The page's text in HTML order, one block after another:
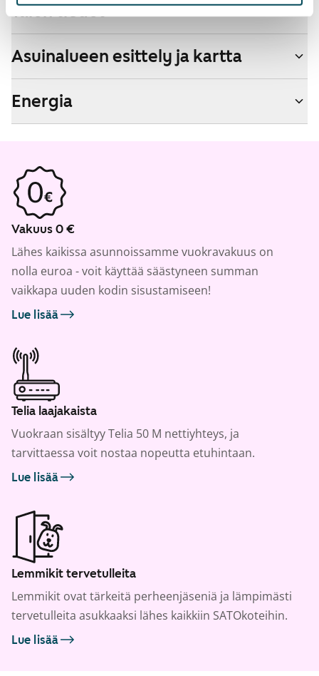
Talon tiedot
Asuinalueen esittely ja kartta
Energia
Vakuus 0 €
Lähes kaikissa asunnoissamme vuokravakuus on
nolla euroa - voit käyttää säästyneen summan
vaikkapa uuden kodin sisustamiseen!
Lue lisää
Telia laajakaista
Vuokraan sisältyy Telia 50 M nettiyhteys, ja
tarvittaessa voit nostaa nopeutta etuhintaan.
Lue lisää
Lemmikit tervetulleita
Lemmikit ovat tärkeitä perheenjäseniä ja lämpimästi
tervetulleita asukkaaksi lähes kaikkiin SATOkoteihin.
Lue lisää